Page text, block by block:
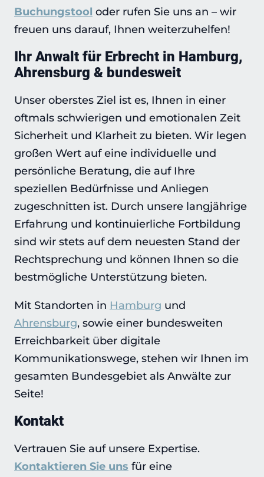
Buchungstool oder rufen Sie uns an – wir
freuen uns darauf, Ihnen weiterzuhelfen!
Ihr Anwalt für Erbrecht in Hamburg,
Ahrensburg & bundesweit
Unser oberstes Ziel ist es, Ihnen in einer
oftmals schwierigen und emotionalen Zeit
Sicherheit und Klarheit zu bieten. Wir legen
großen Wert auf eine individuelle und
persönliche Beratung, die auf Ihre
speziellen Bedürfnisse und Anliegen
zugeschnitten ist. Durch unsere langjährige
Erfahrung und kontinuierliche Fortbildung
sind wir stets auf dem neuesten Stand der
Rechtsprechung und können Ihnen so die
bestmögliche Unterstützung bieten.
Mit Standorten in Hamburg und
Ahrensburg, sowie einer bundesweiten
Erreichbarkeit über digitale
Kommunikationswege, stehen wir Ihnen im
gesamten Bundesgebiet als Anwälte zur
Seite!
Kontakt
Vertrauen Sie auf unsere Expertise.
Kontaktieren Sie uns für eine